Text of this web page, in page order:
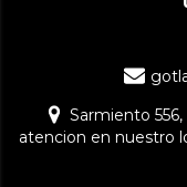
Sarmiento
atencion en nuestro